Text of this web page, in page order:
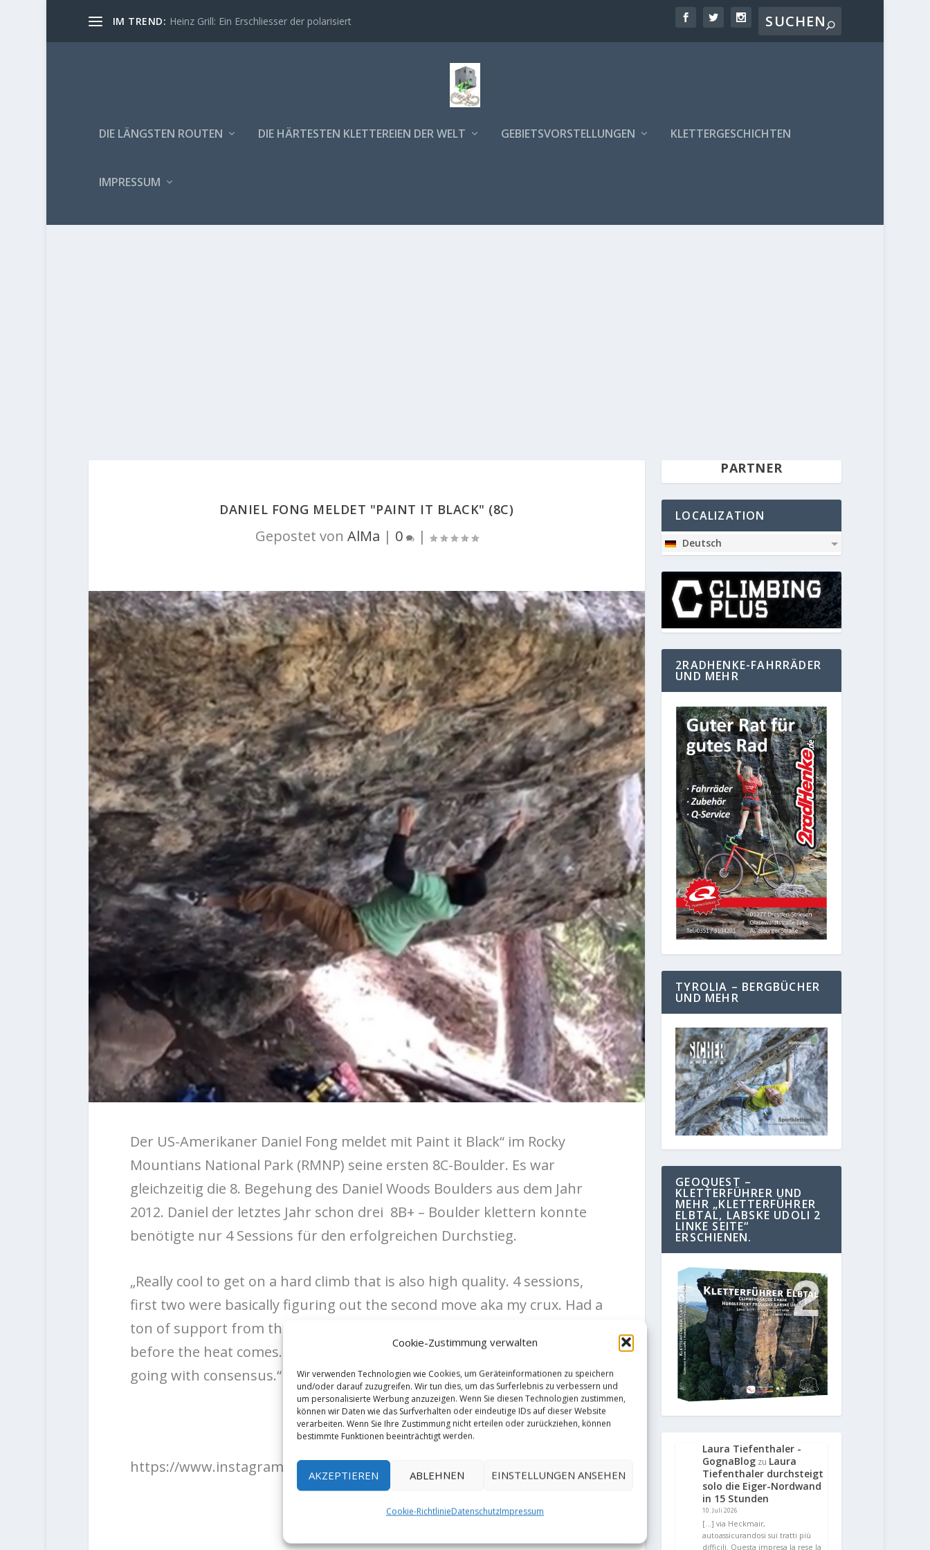
Cookie-Zustimmung verwalten
Wir verwenden Technologien wie Cookies, um Geräteinformationen zu speichern
und/oder darauf zuzugreifen. Wir tun dies, um das Surferlebnis zu verbessern und
um personalisierte Werbung anzuzeigen. Wenn Sie diesen Technologien zustimmen,
können wir Daten wie das Surfverhalten oder eindeutige IDs auf dieser Website
verarbeiten. Wenn Sie Ihre Zustimmung nicht erteilen oder zurückziehen, können
bestimmte Funktionen beeinträchtigt werden.
AKZEPTIEREN ABLEHNEN EINSTELLUNGEN ANSEHEN
Cookie-RichtlinieDatenschutzImpressum
IM TREND: Heinz Grill: Ein Erschliesser der polarisiert
DIE LÄNGSTEN ROUTEN DIE HÄRTESTEN KLETTEREIEN DER WELT GEBIETSVORSTELLUNGEN KLETTERGESCHICHTEN
IMPRESSUM
DANIEL FONG MELDET "PAINT IT BLACK" (8C)
Gepostet von AlMa | 0 |
Der US-Amerikaner Daniel Fong meldet mit Paint it Black“ im Rocky
Mountians National Park (RMNP) seine ersten 8C-Boulder. Es war
gleichzeitig die 8. Begehung des Daniel Woods Boulders aus dem Jahr
2012. Daniel der letztes Jahr schon drei 8B+ – Boulder klettern konnte
benötigte nur 4 Sessions für den erfolgreichen Durchstieg.
„Really cool to get on a hard climb that is also high quality. 4 sessions,
first two were basically figuring out the second move aka my crux. Had a
ton of support from the homies and tried hard, psyched to get it done
before the heat comes. Out of my depth in this grade range so I’m
going with consensus.“
https://www.instagram.com/p/BxqE4LbjMVp/
PARTNER
LOCALIZATION
Deutsch
2RADHENKE-FAHRRÄDER
UND MEHR
TYROLIA – BERGBÜCHER
UND MEHR
GEOQUEST –
KLETTERFÜHRER UND
MEHR „KLETTERFÜHRER
ELBTAL, LABSKE UDOLI 2
LINKE SEITE“
ERSCHIENEN.
Laura Tiefenthaler -
GognaBlog zu Laura
Tiefenthaler durchsteigt
solo die Eiger-Nordwand
in 15 Stunden
10. Juli 2026
[…] via Heckmair,
autoassicurandosi sui tratti più
difficili. Questa impresa la rese la